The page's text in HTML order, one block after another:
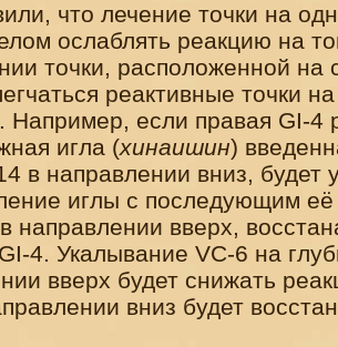
что лечение точки на
ослаблять реакцию на
точки, расположенной на
реактивные точки
Например, если правая GI-4
игла (хинаишин)
в направлении вниз,
иглы с последующим
направлении вверх,
GI-4. Укалывание VC-6 на
вверх будет снижать
вниз будет